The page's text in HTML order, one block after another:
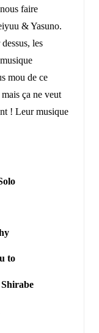
faire
& Yasuno.
les
mou de ce
ça ne veut
! Leur musique
to